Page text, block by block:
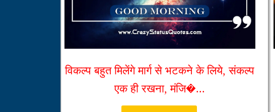
विकल्प बहुत मिलेंगे मार्ग से भटकने के लिये, संकल्प
एक ही रखना, मंजि�...